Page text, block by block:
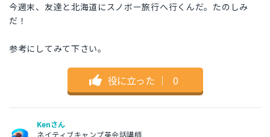
今週末、友達と北海道にスノボー旅行へ行くんだ。たのしみ
だ！
参考にしてみて下さい。
役に立った ｜ 0
Kenさん
ネイティブキャンプ英会話講師